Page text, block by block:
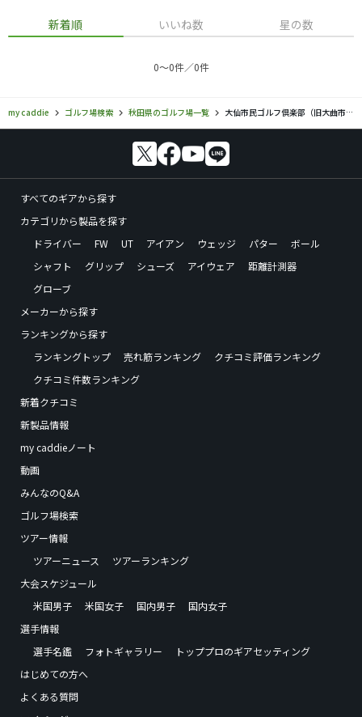
新着順 いいね数 星の数
0〜0件／0件
my caddie ゴルフ場検索 秋田県のゴルフ場一覧 大仙市民ゴルフ倶楽部（旧大曲市民ゴルフ倶楽部）
すべてのギアから探す
カテゴリから製品を探す
ドライバー
FW UT アイアン ウェッジ パター
ボール
シャフト
グリップ シューズ アイウェア
距離計測器
グローブ
メーカーから探す
ランキングから探す
ランキングトップ
売れ筋ランキング
クチコミ評価ランキング
クチコミ件数ランキング
新着クチコミ
新製品情報
my caddieノート
動画
みんなのQ&A
ゴルフ場検索
ツアー情報
ツアーニュース
ツアーランキング
大会スケジュール
米国男子
米国女子 国内男子
国内女子
選手情報
選手名鑑
フォトギャラリー
トッププロのギアセッティング
はじめての方へ
よくある質問